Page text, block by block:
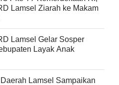
Lamsel Ziarah ke Makam
Lamsel Gelar Sosper
Layak Anak
Lamsel Sampaikan